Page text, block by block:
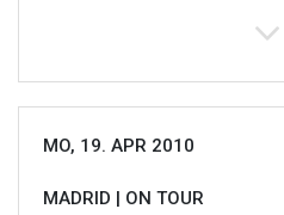
MO, 19. APR 2010
MADRID | ON TOUR